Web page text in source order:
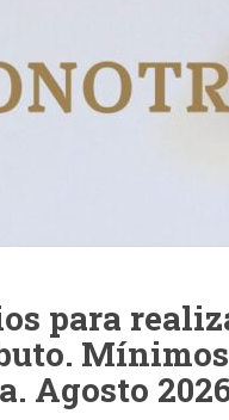
para
Agosto